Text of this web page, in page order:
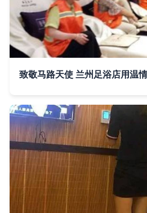
致敬马路天使 兰州足浴店用温